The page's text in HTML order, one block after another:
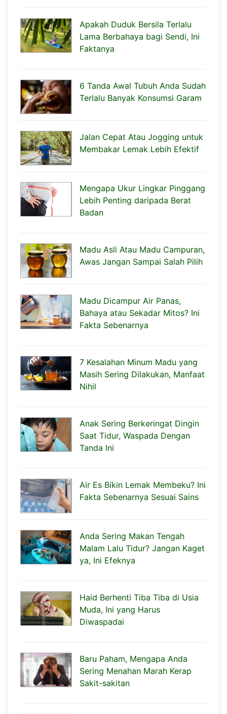
Apakah Duduk Bersila Terlalu
Lama Berbahaya bagi Sendi, Ini
Faktanya
6 Tanda Awal Tubuh Anda Sudah
Terlalu Banyak Konsumsi Garam
Jalan Cepat Atau Jogging untuk
Membakar Lemak Lebih Efektif
Mengapa Ukur Lingkar Pinggang
Lebih Penting daripada Berat
Badan
Madu Asli Atau Madu Campuran,
Awas Jangan Sampai Salah Pilih
Madu Dicampur Air Panas,
Bahaya atau Sekadar Mitos? Ini
Fakta Sebenarnya
7 Kesalahan Minum Madu yang
Masih Sering Dilakukan, Manfaat
Nihil
Anak Sering Berkeringat Dingin
Saat Tidur, Waspada Dengan
Tanda Ini
Air Es Bikin Lemak Membeku? Ini
Fakta Sebenarnya Sesuai Sains
Anda Sering Makan Tengah
Malam Lalu Tidur? Jangan Kaget
ya, Ini Efeknya
Haid Berhenti Tiba Tiba di Usia
Muda, Ini yang Harus
Diwaspadai
Baru Paham, Mengapa Anda
Sering Menahan Marah Kerap
Sakit-sakitan